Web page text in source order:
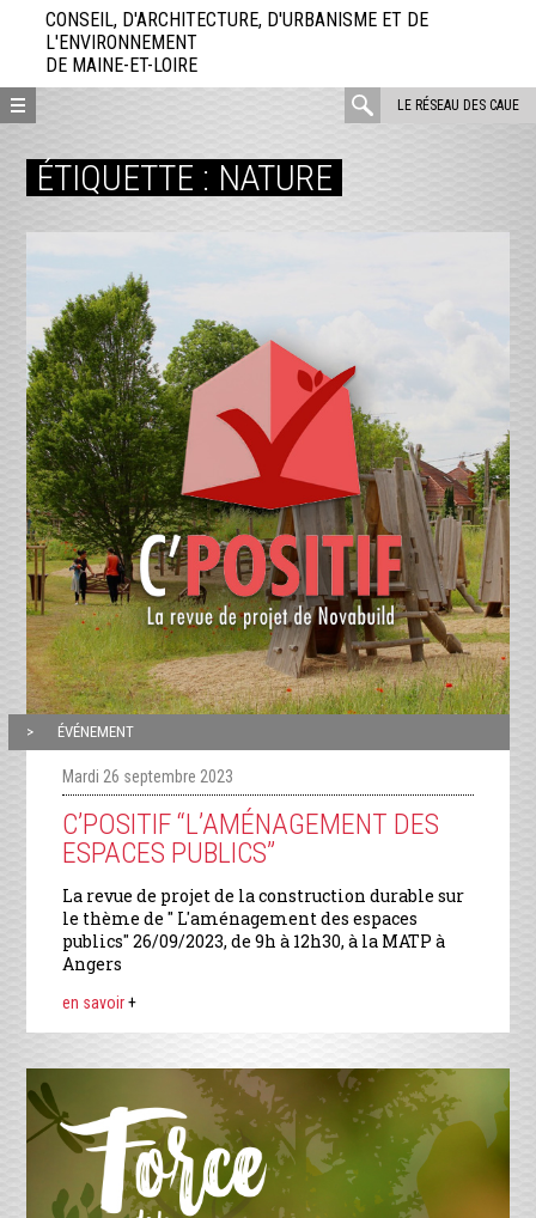
directement
contenu
CONSEIL, D'ARCHITECTURE, D'URBANISME ET DE
L'ENVIRONNEMENT
DE MAINE-ET-LOIRE
LE RÉSEAU DES CAUE
rechercher
ÉTIQUETTE : NATURE
ÉVÉNEMENT
Mardi 26 septembre 2023
C’POSITIF “L’AMÉNAGEMENT DES
ESPACES PUBLICS”
La revue de projet de la construction durable sur
le thème de " L'aménagement des espaces
publics" 26/09/2023, de 9h à 12h30, à la MATP à
Angers
en savoir+